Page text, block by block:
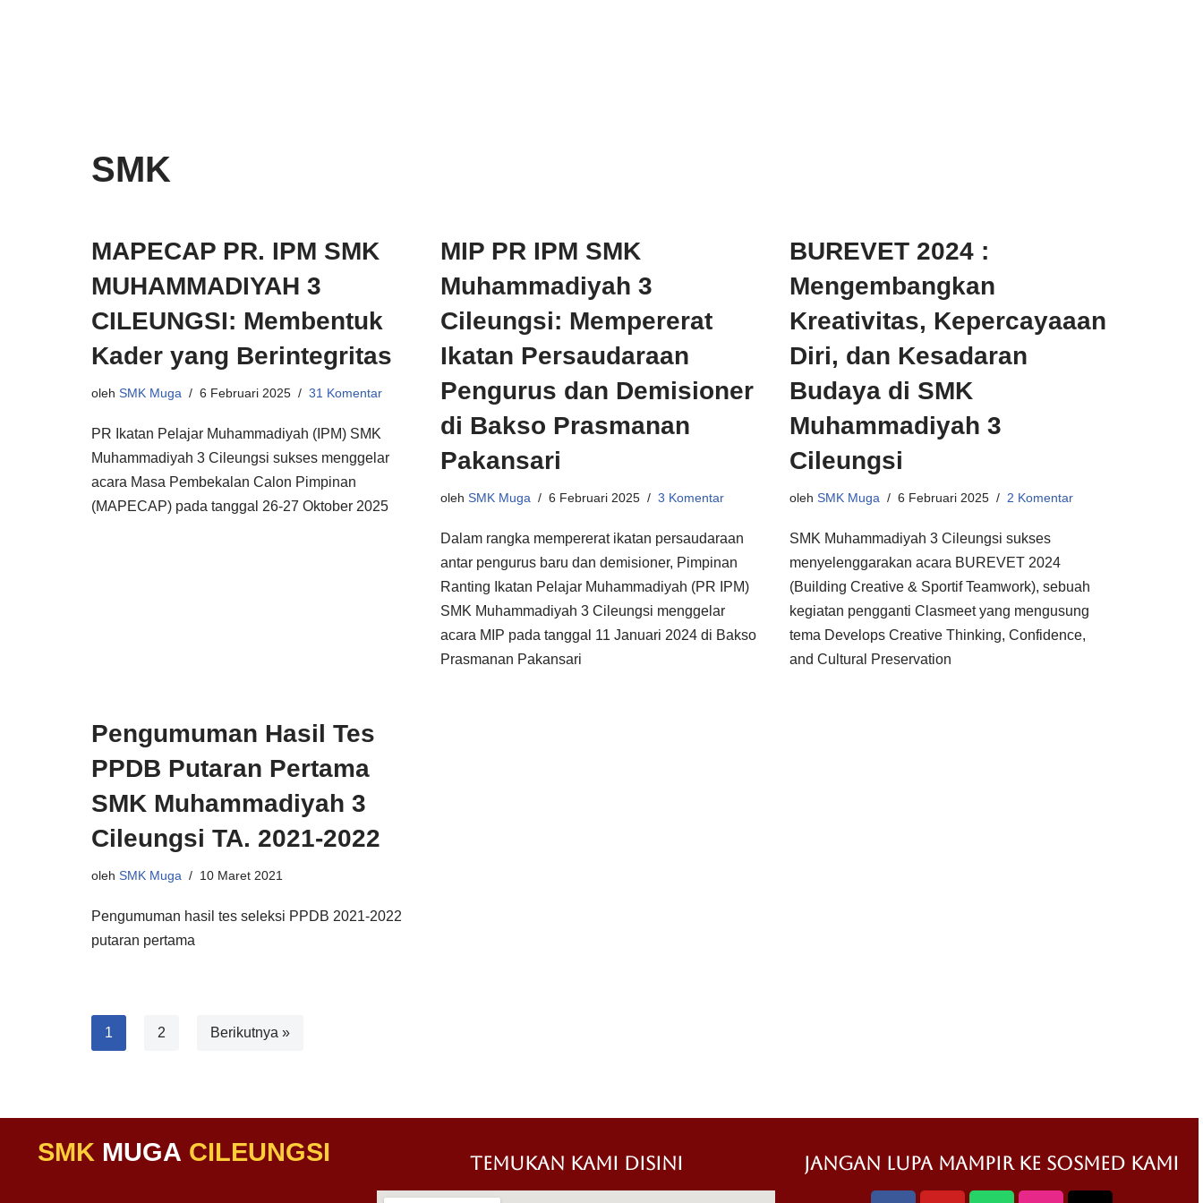
SMK
MAPECAP PR. IPM SMK
MUHAMMADIYAH 3
CILEUNGSI: Membentuk
Kader yang Berintegritas
oleh SMK Muga 6 Februari 2025 31 Komentar
PR Ikatan Pelajar Muhammadiyah (IPM) SMK
Muhammadiyah 3 Cileungsi sukses menggelar
acara Masa Pembekalan Calon Pimpinan
(MAPECAP) pada tanggal 26-27 Oktober 2025
MIP PR IPM SMK
Muhammadiyah 3
Cileungsi: Mempererat
Ikatan Persaudaraan
Pengurus dan Demisioner
di Bakso Prasmanan
Pakansari
oleh SMK Muga 6 Februari 2025 3 Komentar
Dalam rangka mempererat ikatan persaudaraan
antar pengurus baru dan demisioner, Pimpinan
Ranting Ikatan Pelajar Muhammadiyah (PR IPM)
SMK Muhammadiyah 3 Cileungsi menggelar
acara MIP pada tanggal 11 Januari 2024 di Bakso
Prasmanan Pakansari
BUREVET 2024 :
Mengembangkan
Kreativitas, Kepercayaaan
Diri, dan Kesadaran
Budaya di SMK
Muhammadiyah 3
Cileungsi
oleh SMK Muga 6 Februari 2025 2 Komentar
SMK Muhammadiyah 3 Cileungsi sukses
menyelenggarakan acara BUREVET 2024
(Building Creative & Sportif Teamwork), sebuah
kegiatan pengganti Clasmeet yang mengusung
tema Develops Creative Thinking, Confidence,
and Cultural Preservation
Pengumuman Hasil Tes
PPDB Putaran Pertama
SMK Muhammadiyah 3
Cileungsi TA. 2021-2022
oleh SMK Muga 10 Maret 2021
Pengumuman hasil tes seleksi PPDB 2021-2022
putaran pertama
1 2 Berikutnya »
SMK MUGA CILEUNGSI TEMUKAN KAMI DISINI jangan lupa mampir ke sosmed kami